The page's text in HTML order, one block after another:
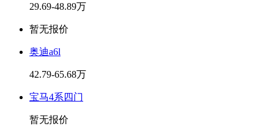
29.69-48.89万
暂无报价
奥迪a6l
42.79-65.68万
宝马4系四门
暂无报价